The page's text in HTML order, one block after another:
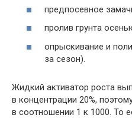
предпосевное
пролив грунта
опрыскивание и
за сезон).
Жидкий активатор роста
в концентрации 20%,
в соотношении 1 к 1000. То